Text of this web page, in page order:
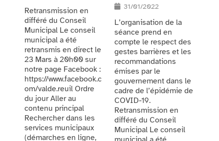
Retransmission en
différé du Conseil
Municipal Le conseil
municipal a été
retransmis en direct le
23 Mars à 20h00 sur
notre page Facebook :
https://www.facebook.c
om/valde.reuil Ordre
du jour Aller au
contenu principal
Rechercher dans les
services municipaux
(démarches en ligne,
31/01/2022
L’organisation de la
séance prend en
compte le respect des
gestes barrières et les
recommandations
émises par le
gouvernement dans le
cadre de l’épidémie de
COVID-19.
Retransmission en
différé du Conseil
Municipal Le conseil